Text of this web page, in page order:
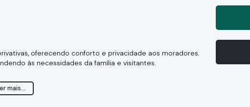
oferecendo conforto e privacidade aos moradores.
às necessidades da família e visitantes.
e familiares.
de convívio.
mais...